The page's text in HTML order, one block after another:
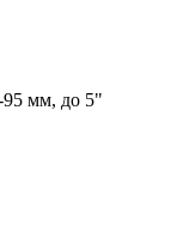
95 мм, до 5"